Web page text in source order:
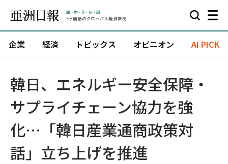
企業 経済 トピックス オピニオン AI PICK
韓日、エネルギー安全保障・
サプライチェーン協力を強
化…「韓日産業通商政策対
話」立ち上げを推進